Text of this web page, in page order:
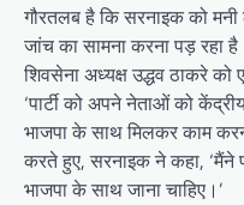
गौरतलब है कि सरनाइक को मनी
जांच का सामना करना पड़ रहा
शिवसेना अध्यक्ष उद्धव ठाकरे
‘पार्टी को अपने नेताओं को
भाजपा के साथ मिलकर काम
करते हुए, सरनाइक ने कहा, ‘मैंने
भाजपा के साथ जाना चाहिए।’